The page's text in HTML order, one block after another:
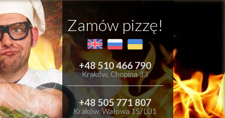
Zamów pizzę!
+48 510 466 790
Kraków, Chopina 33
+48 505 771 807
Kraków, Wałowa 15/LU1